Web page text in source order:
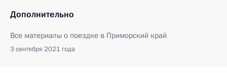
Дополнительно
Все материалы о поездке в Приморский край
3 сентября 2021 года